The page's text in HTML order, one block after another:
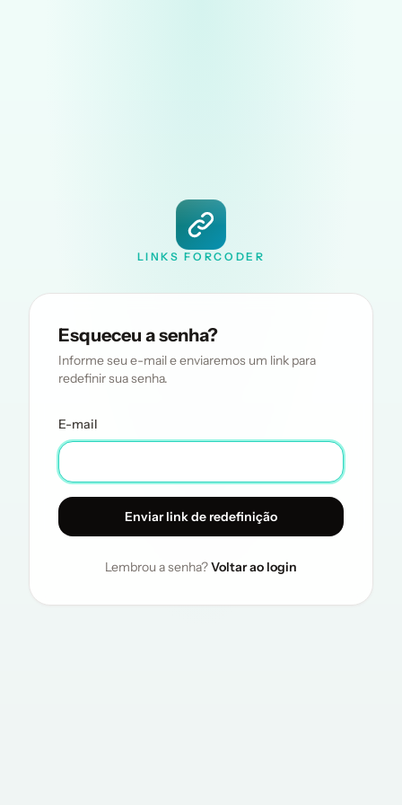
LINKS FORCODER
Esqueceu a senha?
Informe seu e-mail e enviaremos um link para
redefinir sua senha.
E-mail
Enviar link de redefinição
Lembrou a senha?Voltar ao login